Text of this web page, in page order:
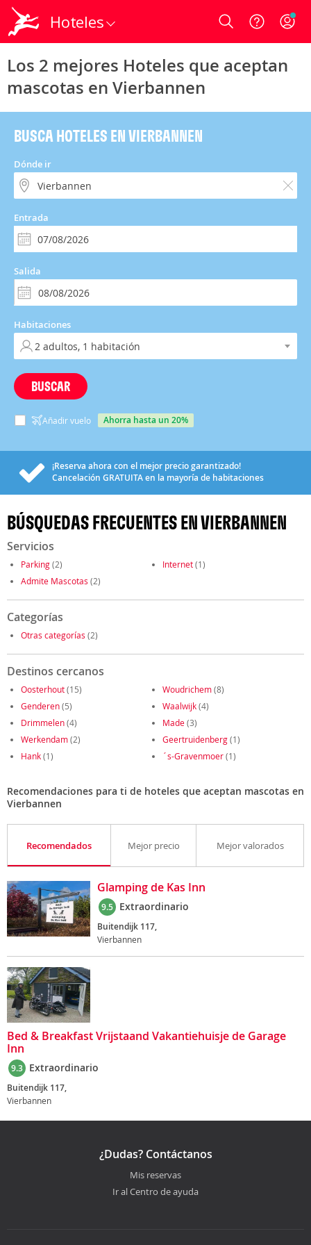
Hoteles Login
Los 2 mejores Hoteles que aceptan
mascotas en Vierbannen
BUSCA HOTELES EN VIERBANNEN
Dónde ir
Entrada
Salida
Habitaciones
BUSCAR
Añadir vuelo ahorra hasta un 20%
¡Reserva ahora con el mejor precio garantizado!
Cancelación GRATUITAen la mayoría de habitaciones
BÚSQUEDAS FRECUENTES EN VIERBANNEN
Servicios
Parking(2) Internet(1)
Admite Mascotas (2)
Categorías
Otras categorías (2)
Destinos cercanos
Oosterhout(15) Woudrichem(8)
Genderen(5) Waalwijk(4)
Drimmelen(4) Made(3)
Werkendam(2) Geertruidenberg(1)
Hank(1) ´s-Gravenmoer(1)
Recomendaciones para ti de hoteles que aceptan mascotas en
Vierbannen
Recomendados Mejor precio Mejor valorados
Glamping de Kas Inn
9.5 Extraordinario
Buitendijk 117,
Vierbannen
Bed & Breakfast Vrijstaand Vakantiehuisje de Garage
Inn
9.3 Extraordinario
Buitendijk 117,
Vierbannen
¿Dudas? Contáctanos
Mis reservas
Ir al Centro de ayuda